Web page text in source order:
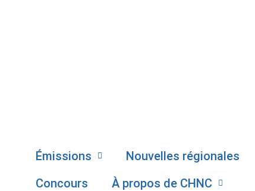
Émissions
Nouvelles régionales
Concours
À propos de CHNC